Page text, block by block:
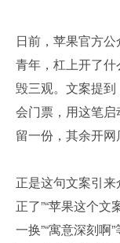
日前，苹果官方公
青年，杠上开了
毁三观。文案提
会门票，用这笔
留一份，其余开网
正是这句文案引
正了”“苹果这个文
一换”“寓意深刻啊